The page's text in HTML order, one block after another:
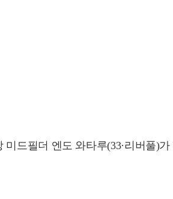
미드필더 엔도 와타루(33·리버풀)